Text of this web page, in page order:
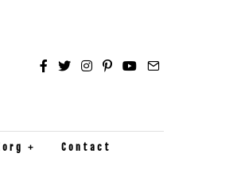
Contact